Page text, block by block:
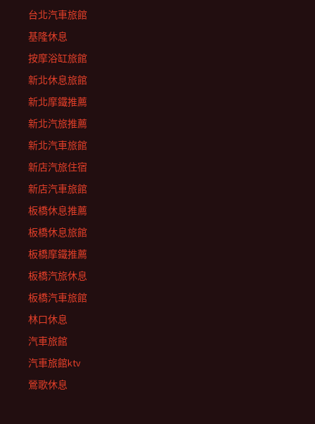
台北汽車旅館
基隆休息
按摩浴缸旅館
新北休息旅館
新北摩鐵推薦
新北汽旅推薦
新北汽車旅館
新店汽旅住宿
新店汽車旅館
板橋休息推薦
板橋休息旅館
板橋摩鐵推薦
板橋汽旅休息
板橋汽車旅館
林口休息
汽車旅館
汽車旅館ktv
鶯歌休息